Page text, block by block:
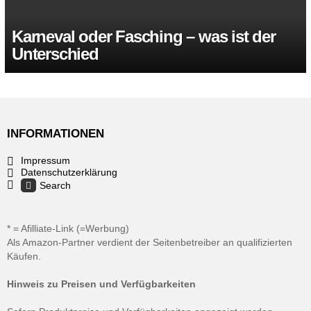
Karneval oder Fasching – was ist der
Unterschied
INFORMATIONEN
Impressum
Datenschutzerklärung
Search
* = Afilliate-Link (=Werbung)
Als Amazon-Partner verdient der Seitenbetreiber an qualifizierten
Käufen.
Hinweis zu Preisen und Verfügbarkeiten